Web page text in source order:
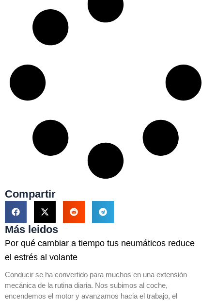
Compartir
Más leidos
Por qué cambiar a tiempo tus neumáticos reduce
el estrés al volante
Conducir se ha convertido para muchos en una extensión
mecánica de la rutina diaria. Nos subimos al coche,
encendemos el motor y avanzamos hacia el trabajo, el